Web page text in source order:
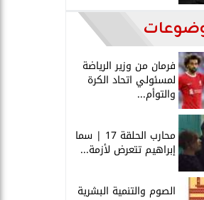
فرمان من وزير الرياضة
لمسئولي اتحاد الكرة
والتوأم...
محارب الحلقة 17 | سما
إبراهيم تتعرض لأزمة...
الصوم والتنمية البشرية